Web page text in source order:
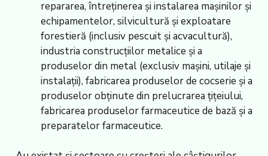
repararea, întreţinerea şi instalarea mașinilor şi
echipamentelor, silvicultură şi exploatare
forestieră (inclusiv pescuit şi acvacultură),
industria construcţiilor metalice şi a
produselor din metal (exclusiv maşini, utilaje şi
instalaţii), fabricarea produselor de cocserie şi a
produselor obţinute din prelucrarea țițeiului,
fabricarea produselor farmaceutice de bază şi a
preparatelor farmaceutice.